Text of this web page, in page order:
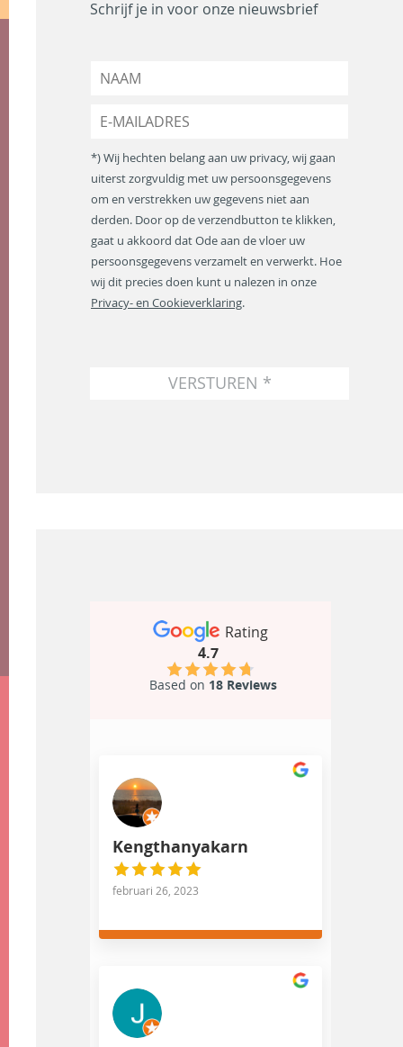
Schrijf je in voor onze nieuwsbrief
N
m
m
a
i
l
a
d
r
e
s
*
*) Wij hechten belang aan uw privacy, wij gaan
uiterst zorgvuldig met uw persoonsgegevens
om en verstrekken uw gegevens niet aan
derden. Door op de verzendbutton te klikken,
gaat u akkoord dat Ode aan de vloer uw
persoonsgegevens verzamelt en verwerkt. Hoe
wij dit precies doen kunt u nalezen in onze
Privacy- en Cookieverklaring.
VERSTUREN *
Rating
4.7
Based on 18 Reviews
Kengthanyakarn
februari 26, 2023